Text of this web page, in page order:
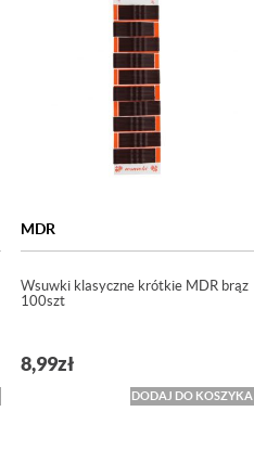
MDR
Wsuwki klasyczne krótkie MDR brąz
100szt
8,99zł
DODAJ DO KOSZYKA